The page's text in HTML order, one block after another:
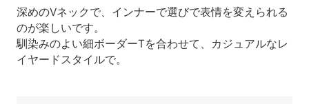
深めのVネックで、インナーで選びで表情を変えられる
のが楽しいです。
馴染みのよい細ボーダーTを合わせて、カジュアルなレ
イヤードスタイルで。